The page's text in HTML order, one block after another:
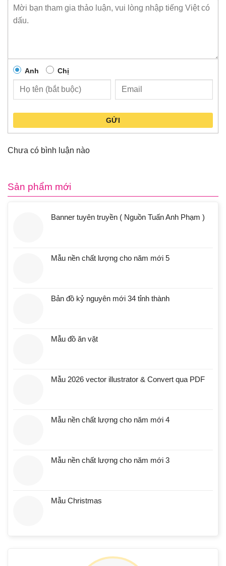
Anh Chị
GỬI
Chưa có bình luận nào
Sản phẩm mới
Banner tuyên truyền ( Nguồn Tuấn Anh Phạm )
Mẫu nền chất lượng cho năm mới 5
Bản đồ kỷ nguyên mới 34 tỉnh thành
Mẫu đồ ăn vặt
Mẫu 2026 vector illustrator & Convert qua PDF
Mẫu nền chất lượng cho năm mới 4
Mẫu nền chất lượng cho năm mới 3
Mẫu Christmas